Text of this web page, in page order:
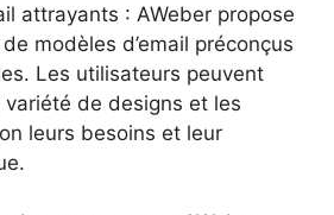
attrayants : AWeber propose
modèles d’email préconçus
Les utilisateurs peuvent
variété de designs et les
leurs besoins et leur